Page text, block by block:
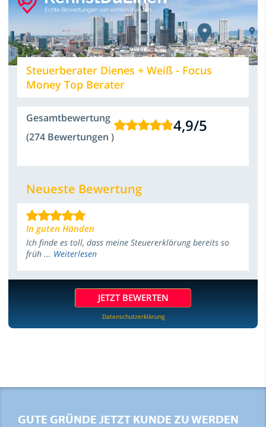
Steuerberater Dienes + Weiß - Focus
Money Top Berater
Gesamtbewertung
(274 Bewertungen )
4,9/5
Neueste Bewertung
In guten Händen
Ich finde es toll, dass meine Steuererklärung bereits so
früh ... Weiterlesen
JETZT BEWERTEN
Datenschutzerklärung
GUTE GRÜNDE JETZT KUNDE ZU WERDEN